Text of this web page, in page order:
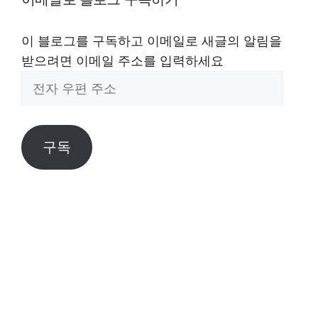
이 블로그를 구독하고 이메일로 새글의 알림을
받으려면 이메일 주소를 입력하세요
편
주
구독